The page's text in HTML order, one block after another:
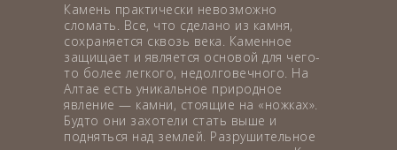
Камень практически невозможно
сломать. Все, что сделано из камня,
сохраняется сквозь века. Каменное
защищает и является основой для чего-
то более легкого, недолговечного. На
Алтае есть уникальное природное
явление — камни, стоящие на «ножках».
Будто они захотели стать выше и
подняться над землей. Разрушительное